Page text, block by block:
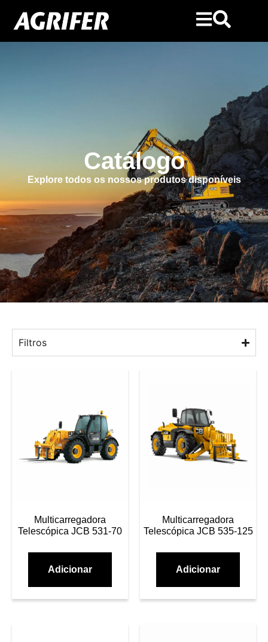
Catálogo
Explore todos os nossos produtos disponíveis
Filtros
Multicarregadora
Telescópica JCB 531-70
Adicionar
Multicarregadora
Telescópica JCB 535-125
Adicionar